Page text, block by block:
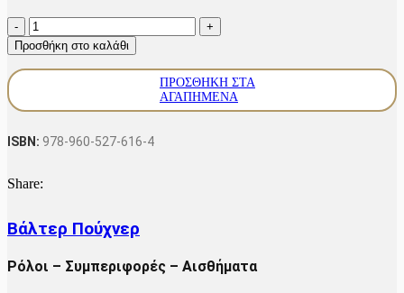
€28.13.είναι:
€22.50.
Κοινωνιολογική
Λαογραφία
ποσότητα
Προσθήκη στο καλάθι
ΠΡΟΣΘΗΚΗ ΣΤΑ
ΑΓΑΠΗΜΕΝΑ
ISBN: 978-960-527-616-4
Share:
Βάλτερ Πούχνερ
Ρόλοι – Συμπεριφορές – Αισθήματα